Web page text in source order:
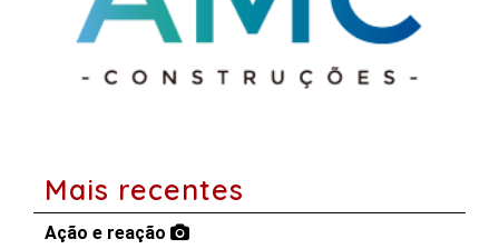
Mais recentes
Ação e reação